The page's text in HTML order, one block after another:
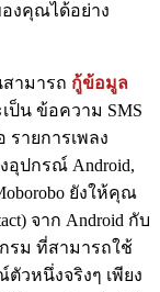
องคุณได้อย่าง
ามารถ กู้ข้อมูล
ป็น ข้อความ SMS
ายการเพลง
อุปกรณ์ Android,
ยังให้คุณ
จาก Android กับ
กรม ที่สามารถใช้
วหนึ่งจริงๆ เพียง